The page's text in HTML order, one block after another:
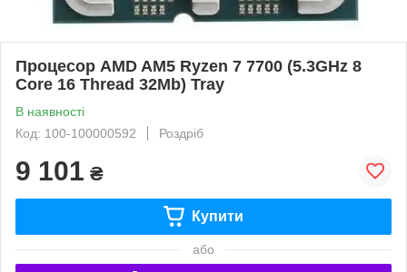
Процесор AMD AM5 Ryzen 7 7700 (5.3GHz 8
Core 16 Thread 32Mb) Tray
В наявності
Код: 100-100000592
Роздріб
9 101 ₴
Купити
або